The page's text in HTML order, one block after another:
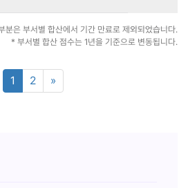
분은 부서별 합산에서 기간 만료로 제외되었습니다.
* 부서별 합산 점수는 1년을 기준으로 변동됩니다.
1 2 »